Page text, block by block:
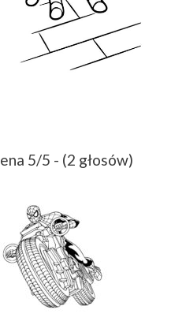
5/5 - (2 głosów)